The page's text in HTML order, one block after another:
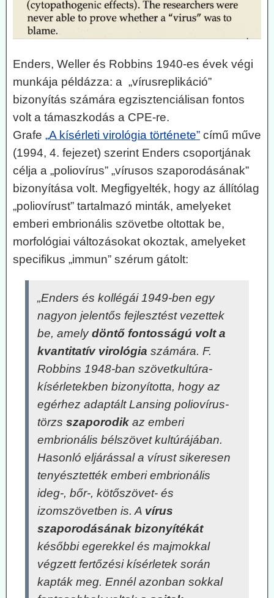
Enders, Weller és Robbins 1940-es évek végi
munkája példázza: a „vírusreplikáció”
bizonyítás számára egzisztenciálisan fontos
volt a támaszkodás a CPE-re.
Grafe „A kísérleti virológia története” című műve
(1994, 4. fejezet) szerint Enders csoportjának
célja a „poliovírus” „vírusos szaporodásának”
bizonyítása volt. Megfigyelték, hogy az állítólag
„poliovírust” tartalmazó minták, amelyeket
emberi embrionális szövetbe oltottak be,
morfológiai változásokat okoztak, amelyeket
specifikus „immun” szérum gátolt:
„Enders és kollégái 1949-ben egy
nagyon jelentős fejlesztést vezettek
be, amelydöntő fontosságú volt a
kvantitatív virológia számára. F.
Robbins 1948-ban szövetkultúra-
kísérletekben bizonyította, hogy az
egérhez adaptált Lansing poliovírus-
törzs szaporodik az emberi
embrionális bélszövet kultúrájában.
Hasonló eljárással a vírust sikeresen
tenyésztették emberi embrionális
ideg-, bőr-, kötőszövet- és
izomszövetben is. A vírus
szaporodásának bizonyítékát
későbbi egerekkel és majmokkal
végzett fertőzési kísérletek során
kapták meg. Ennél azonban sokkal